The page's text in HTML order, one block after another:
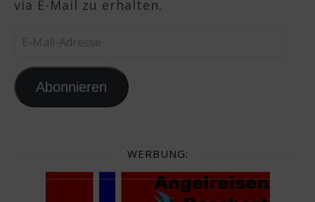
via E-Mail zu erhalten.
E-Mail-Adresse
Abonnieren
WERBUNG: